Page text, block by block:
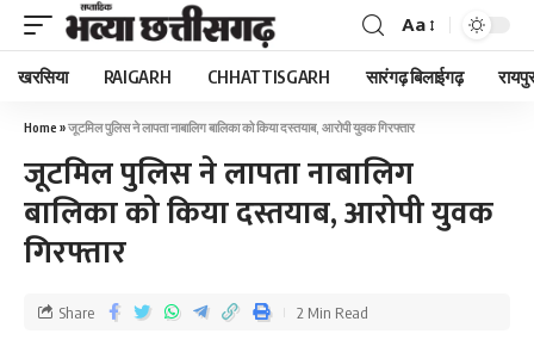
Aa
खरसिया RAIGARH CHHATTISGARH सारंगढ़ बिलाईगढ़
Home »जूटमिल पुलिस ने लापता नाबालिग बालिका को किया दस्तयाब, आरोपी युवक गिरफ्तार
जूटमिल पुलिस ने लापता नाबालिग
बालिका को किया दस्तयाब, आरोपी युवक
गिरफ्तार
Share 2 Min Read